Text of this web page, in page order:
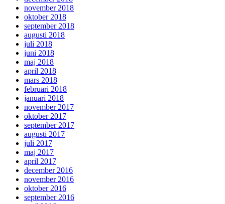
november 2018
oktober 2018
september 2018
augusti 2018
juli 2018
juni 2018
maj 2018
april 2018
mars 2018
februari 2018
januari 2018
november 2017
oktober 2017
september 2017
augusti 2017
juli 2017
maj 2017
april 2017
december 2016
november 2016
oktober 2016
september 2016